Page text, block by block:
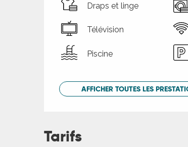
Draps et linge
Télévision
Piscine
AFFICHER TOUTES LES
Tarifs